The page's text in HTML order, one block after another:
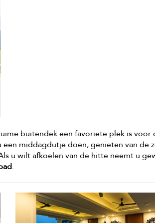
buitendek een favoriete plek is voor
middagdutje doen, genieten van de
u wilt afkoelen van de hitte neemt u
.